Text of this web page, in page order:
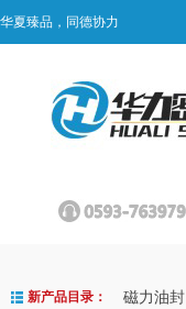
华夏臻品，同德协力
新产品目录： 磁力油封